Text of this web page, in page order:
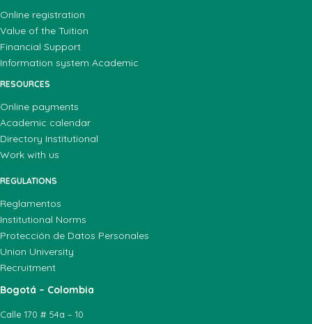
Online registration
Value of the Tuition
Financial Support
Information system Academic
RESOURCES
Online payments
Academic calendar
Directory Institutional
Work with us
REGULATIONS
Reglamentos
Institutional Norms
Protección de Datos Personales
Union University
Recruitment
Bogotá – Colombia
Calle 170 # 54a – 10